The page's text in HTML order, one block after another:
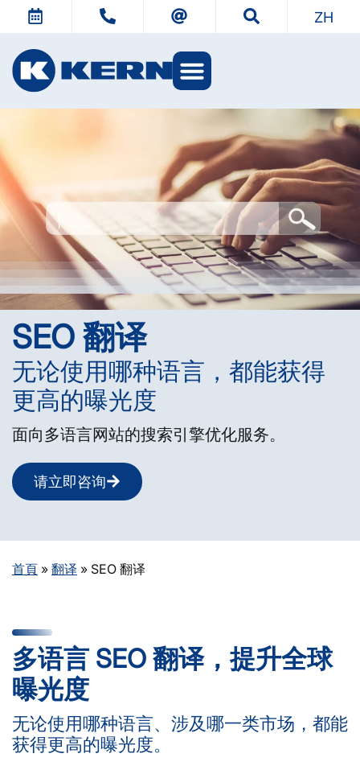
ZH
SEO 翻译
无论使用哪种语言，都能获得
更高的曝光度
面向多语言网站的搜索引擎优化服务。
请立即咨询
首頁 » 翻译 » SEO 翻译
多语言 SEO 翻译，提升全球
曝光度
无论使用哪种语言、涉及哪一类市场，都能
获得更高的曝光度。